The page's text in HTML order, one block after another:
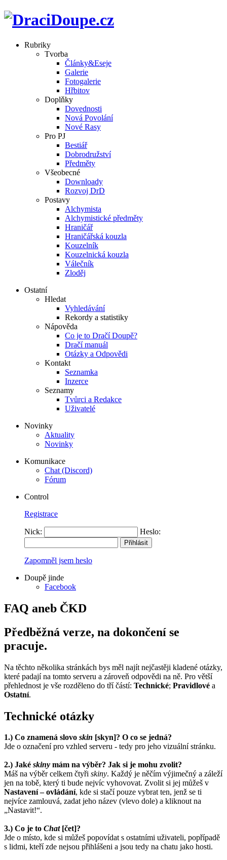
Rubriky
Tvorba
Články&Eseje
Galerie
Fotogalerie
Hřbitov
Doplňky
Dovednosti
Nová Povolání
Nové Rasy
Pro PJ
Bestiář
Dobrodružství
Předměty
Všeobecné
Downloady
Rozvoj DrD
Postavy
Alchymista
Alchymistické předměty
Hraničář
Hraničářská kouzla
Kouzelník
Kouzelnická kouzla
Válečník
Zloděj
Ostatní
Hledat
Vyhledávání
Rekordy a statistiky
Nápověda
Co je to Dračí Doupě?
Dračí manuál
Otázky a Odpovědi
Kontakt
Seznamka
Inzerce
Seznamy
Tvůrci a Redakce
Uživatelé
Novinky
Aktuality
Novinky
Komunikace
Chat (Discord)
Fórum
Control
Registrace
Nick: Heslo:
Zapomněl jsem heslo
Doupě jinde
Facebook
FAQ aneb ČKD
Předběžná verze, na dokončení se
pracuje.
Na těchto několika stránkách bys měl najít nejčastěji kladené otázky,
které padají na tomto serveru a zároveň odpovědi na ně. Pro větší
přehlednost je vše rozděleno do tří částí: Technické; Pravidlové a
Ostatní.
Technické otázky
1.) Co znamená slovo skin [skyn]? O co se jedná?
Jde o označení pro vzhled serveru - tedy pro jeho vizuální stránku.
2.) Jaké skiny mám na výběr? Jak si je mohu zvolit?
Máš na výběr celkem čtyři skiny. Každý je něčím výjimečný a záleží
jen na tobě, který ti bude nejvíc vyhovovat. Zvolit si jej můžeš v
Nastavení – ovládání, kde si stačí pouze vybrat ten, jenž se ti
nejvíce zamlouvá, zadat jeho název (vlevo dole) a kliknout na
„Nastavit!“.
3.) Co je to Chat[čet]?
Jde o místo, kde si můžeš popovídat s ostatními uživateli, popřípadě
s lidmi, kteří zde nejsou přihlášeni a jsou tedy na chatu jako hosti.